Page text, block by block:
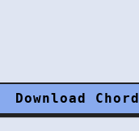
Download Chord